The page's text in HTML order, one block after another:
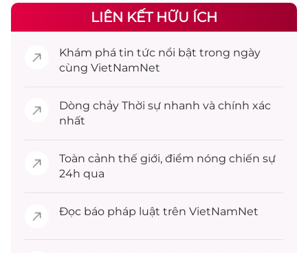
LIÊN KẾT HỮU ÍCH
Khám phá tin tức nổi bật trong ngày
cùng VietNamNet
Dòng chảy Thời sự nhanh và chính xác
nhất
Toàn cảnh thế giới, điểm nóng chiến sự
24h qua
Đọc báo pháp luật trên VietNamNet